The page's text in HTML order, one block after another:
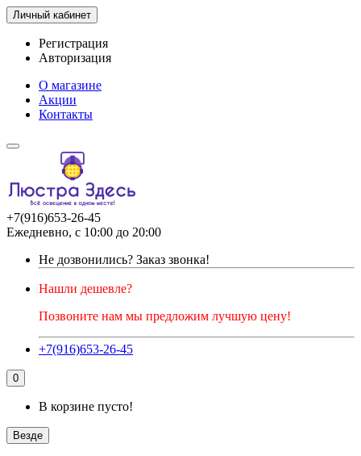
Личный кабинет
Регистрация
Авторизация
О магазине
Акции
Контакты
+7(916)653-26-45
Ежедневно, с 10:00 до 20:00
Не дозвонились? Заказ звонка!
Нашли дешевле?
Позвоните нам мы предложим лучшую цену!
+7(916)653-26-45
0
В корзине пусто!
Везде